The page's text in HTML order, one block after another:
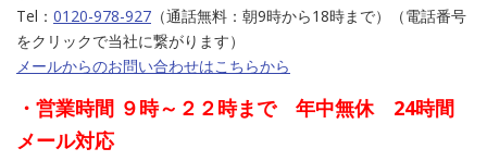
Tel： 0120-978-927 （通話無料：朝9時から18時まで）（電話番号
をクリックで当社に繋がります）
メールからのお問い合わせはこちらから
・営業時間 ９時～２２時まで 年中無休 24時間
メール対応